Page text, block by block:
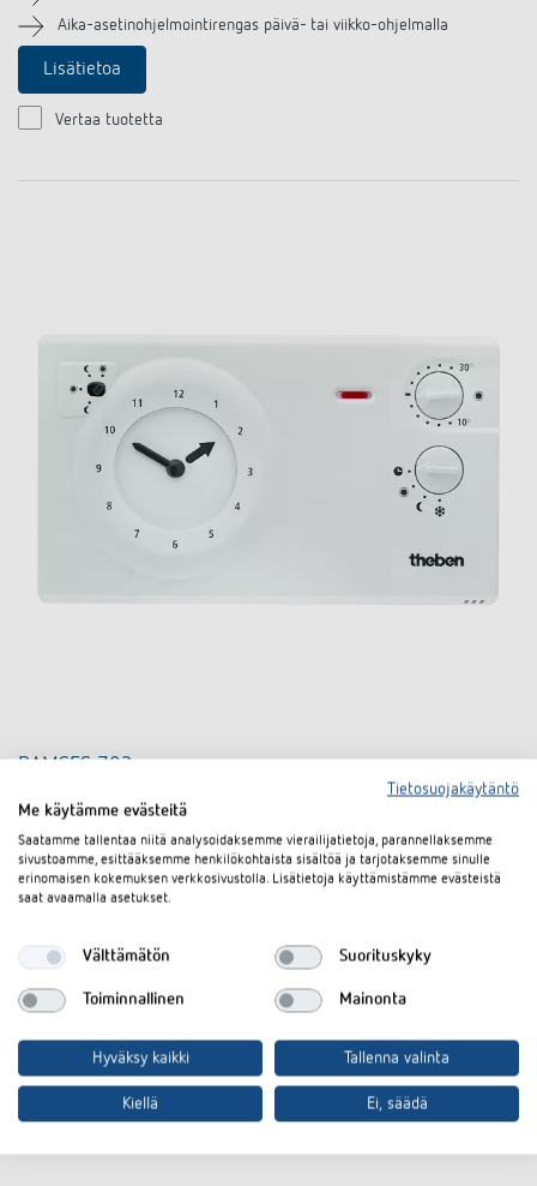
Aika-asetinohjelmointirengas päivä- tai viikko-ohjelmalla
Lisätietoa
Vertaa tuotetta
RAMSES 782
(Tuotenro 7820030 / Sähkönumero 2607715)
Analoginen kellotermostaatti aikasidonnaiseen huonelämpötilan
valvontaan ja säätöön
Verkkomalli
Lisätietoa
Tietosuojakäytäntö
Me käytämme evästeitä
Saatamme tallentaa niitä analysoidaksemme vierailijatietoja, parannellaksemme
sivustoamme, esittääksemme henkilökohtaista sisältöä ja tarjotaksemme sinulle
erinomaisen kokemuksen verkkosivustolla. Lisätietoja käyttämistämme evästeistä
saat avaamalla asetukset.
Välttämätön Suorituskyky
Toiminnallinen Mainonta
Hyväksy kaikki Tallenna valinta
Kiellä Ei, säädä